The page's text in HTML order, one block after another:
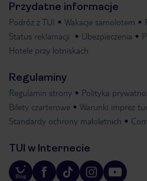
Przydatne informacje
Podróż z TUI Wakacje samolotem
Status reklamacji
Ubezpieczenia
Hotele przy lotniskach
Regulaminy
Regulamin strony Polityka
Bilety czarterowe
Warunki imprez
Standardy ochrony małoletnich
TUI w Internecie